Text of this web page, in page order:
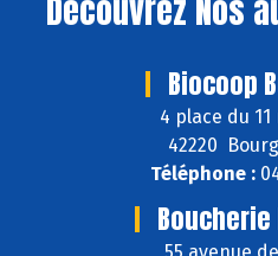
Découvrez Nos
Biocoop
4 place du
42220
Téléphone :